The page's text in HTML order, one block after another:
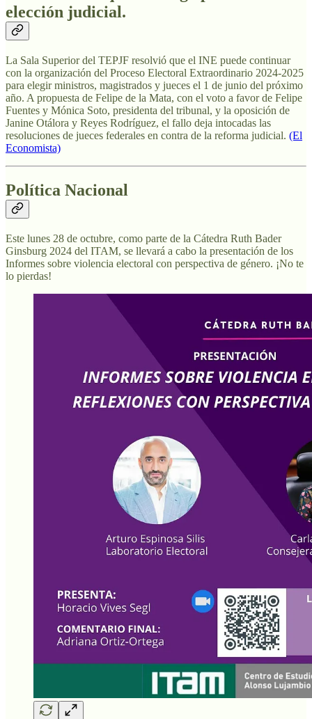
elección judicial.
La Sala Superior del TEPJF resolvió que el INE puede continuar
con la organización del Proceso Electoral Extraordinario 2024-2025
para elegir ministros, magistrados y jueces el 1 de junio del próximo
año. A propuesta de Felipe de la Mata, con el voto a favor de Felipe
Fuentes y Mónica Soto, presidenta del tribunal, y la oposición de
Janine Otálora y Reyes Rodríguez, el fallo deja intocadas las
resoluciones de jueces federales en contra de la reforma judicial. (El
Economista)
Política Nacional
Este lunes 28 de octubre, como parte de la Cátedra Ruth Bader
Ginsburg 2024 del ITAM, se llevará a cabo la presentación de los
Informes sobre violencia electoral con perspectiva de género. ¡No te
lo pierdas!